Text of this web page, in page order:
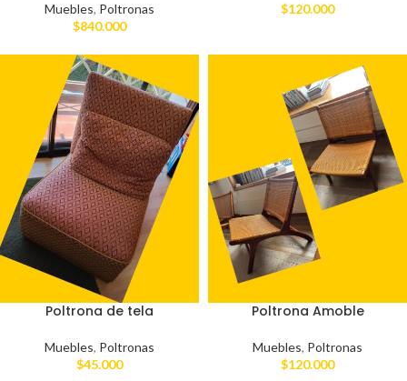
Muebles, Poltronas
$840.000
$120.000
Poltrona de tela
Muebles, Poltronas
$45.000
Poltrona Amoble
Muebles, Poltronas
$120.000